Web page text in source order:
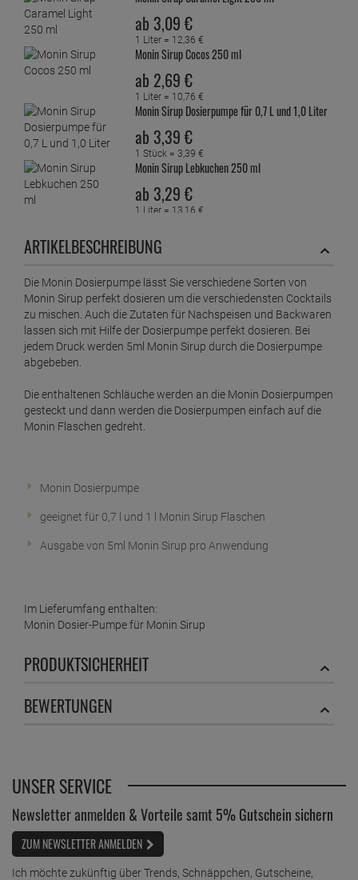
ab 3,09 €
1 Liter = 12,36 €
Monin Sirup Cocos 250 ml
ab 2,69 €
1 Liter = 10,76 €
Monin Sirup Dosierpumpe für 0,7 L und 1,0 Liter
ab 3,39 €
1 Stück = 3,39 €
Monin Sirup Lebkuchen 250 ml
ab 3,29 €
1 Liter = 13, 16 €
ab4,
Monin Sirup Macadamia 250 ml
ab3,79€
1 Liter =
Monin Sirup Mandel 250 ml
Monin Sirup Pfefferminz 250 ml
ab3,09€
1 Liter =
Monin Sirup Schwarze Johannisbeere 250 ml
1 Liter = 13,96 €
ab3,
1 Liter =14,76 €
ARTIKELBESCHREIBUNG
Die Monin Dosierpumpe lässt Sie verschiedene Sorten von
Monin Sirup perfekt dosieren um die verschiedensten Cocktails
zu mischen. Auch die Zutaten für Nachspeisen und Backwaren
lassen sich mit Hilfe der Dosierpumpe perfekt dosieren. Bei
jedem Druck werden 5ml Monin Sirup durch die Dosierpumpe
abgebeben.
Die enthaltenen Schläuche werden an die Monin Dosierpumpen
gesteckt und dann werden die Dosierpumpen einfach auf die
Monin Flaschen gedreht.
Monin Dosierpumpe
geeignet für 0,7 l und 1 l Monin Sirup Flaschen
Ausgabe von 5ml Monin Sirup pro Anwendung
Im Lieferumfang enthalten:
Monin Dosier-Pumpe für Monin Sirup
PRODUKTSICHERHEIT
BEWERTUNGEN
UNSER SERVICE
Newsletter anmelden & Vorteile samt 5% Gutschein sichern
ZUM NEWSLETTER ANMELDEN
Ich möchte zukünftig über Trends, Schnäppchen, Gutscheine,